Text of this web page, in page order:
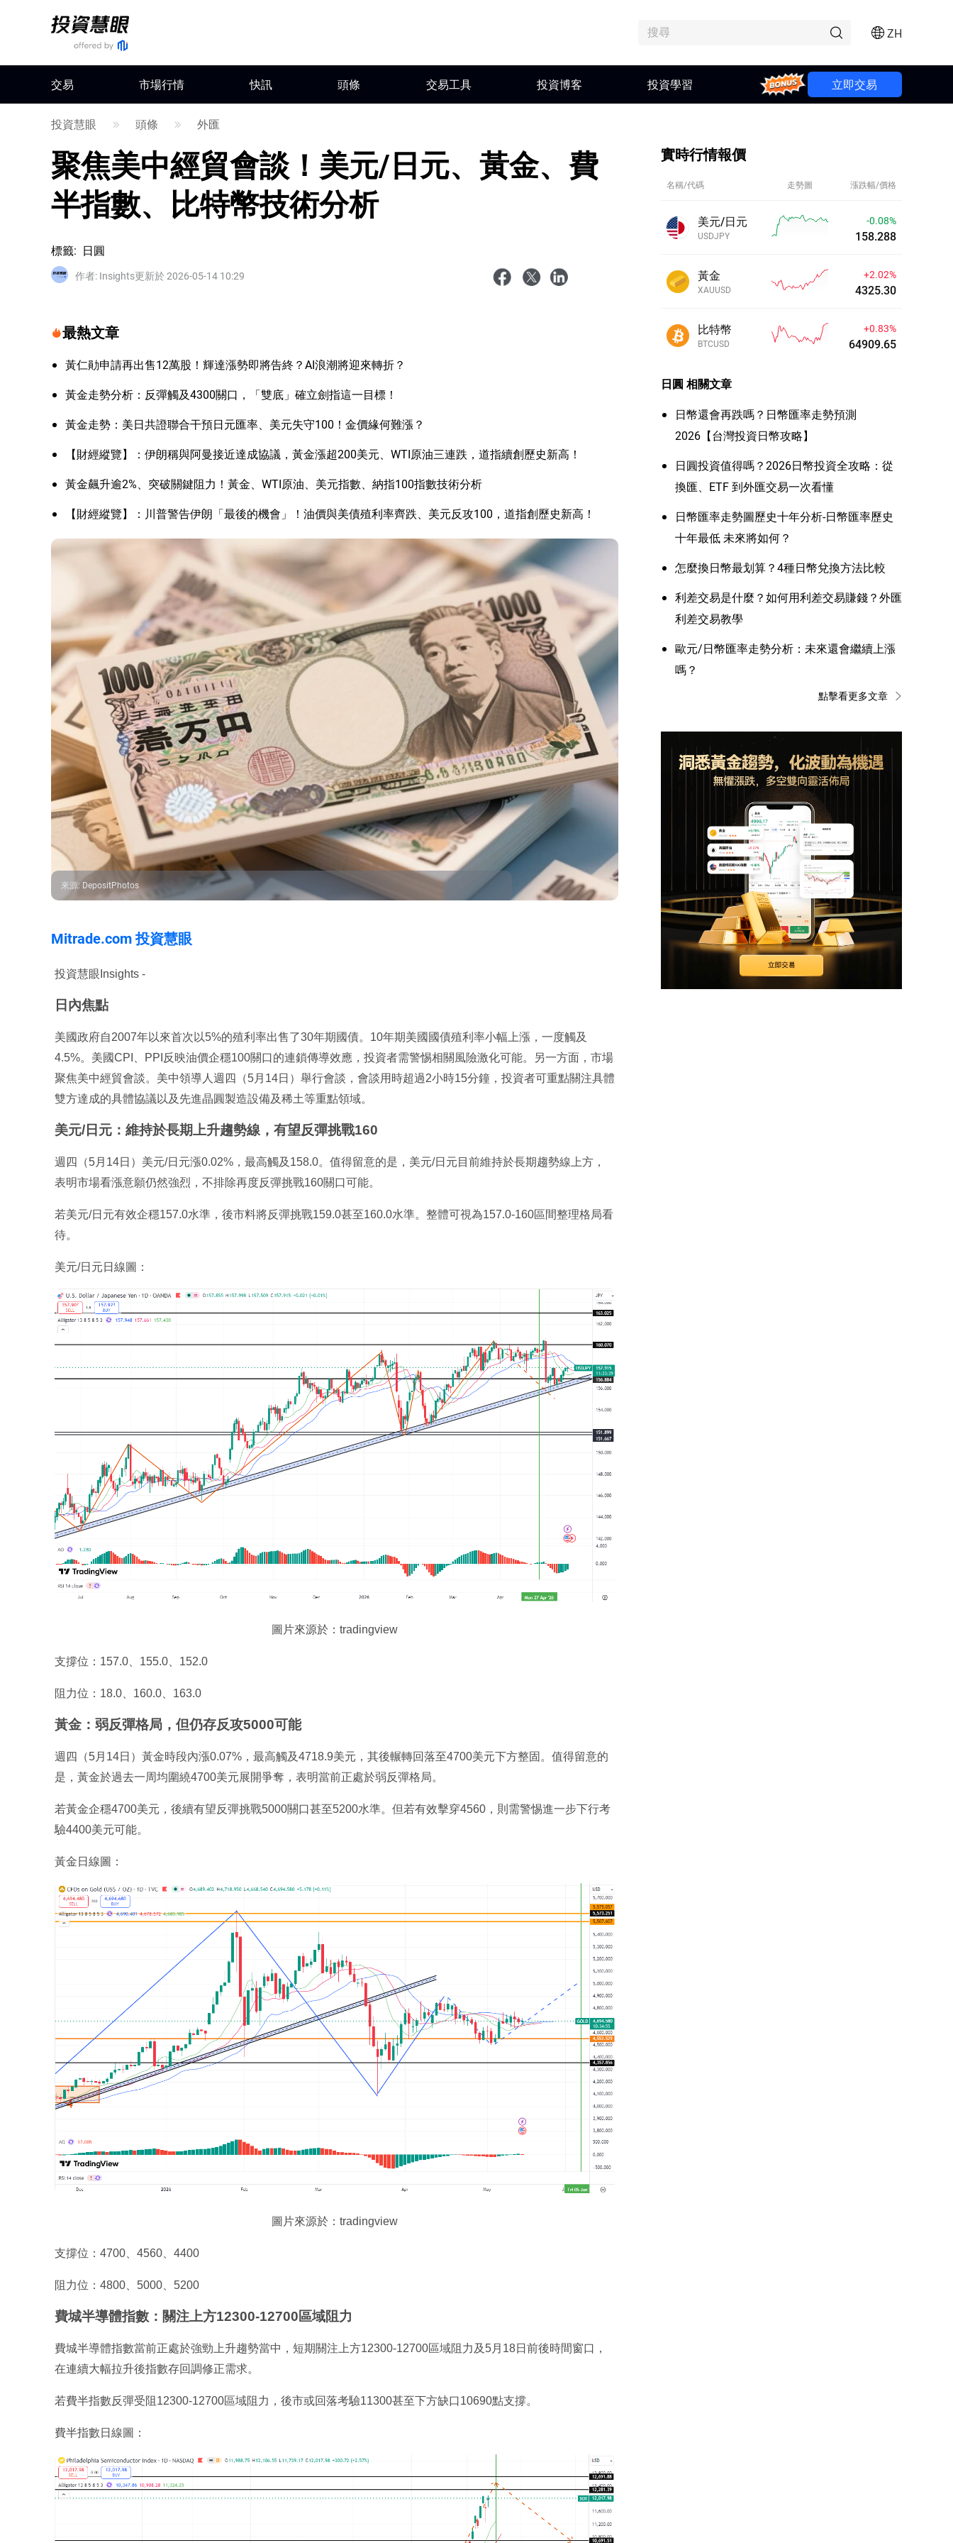
ZH
交易 市場行情 快訊 頭條 交易工具 投資博客 投資學習 Bonus 立即交易
投資慧眼 頭條 外匯
聚焦美中經貿會談！美元/日元、黃金、費
半指數、比特幣技術分析
標籤: 日圓
作者: Insights更新於 2026-05-14 10:29
最熱文章
黃仁勛申請再出售12萬股！輝達漲勢即將告終？AI浪潮將迎來轉折？
黃金走勢分析：反彈觸及4300關口，「雙底」確立劍指這一目標！
黃金走勢：美日共證聯合干預日元匯率、美元失守100！金價緣何難漲？
【財經縱覽】：伊朗稱與阿曼接近達成協議，黃金漲超200美元、WTI原油三連跌，道指續創歷史新高！
黃金飆升逾2%、突破關鍵阻力！黃金、WTI原油、美元指數、納指100指數技術分析
【財經縱覽】：川普警告伊朗「最後的機會」！油價與美債殖利率齊跌、美元反攻100，道指創歷史新高！
來源: DepositPhotos
Mitrade.com 投資慧眼
投資慧眼Insights -
日內焦點
美國政府自2007年以來首次以5%的殖利率出售了30年期國債。10年期美國國債殖利率小幅上漲，一度觸及
4.5%。美國CPI、PPI反映油價企穩100關口的連鎖傳導效應，投資者需警惕相關風險激化可能。另一方面，市場
聚焦美中經貿會談。美中領導人週四（5月14日）舉行會談，會談用時超過2小時15分鐘，投資者可重點關注具體
雙方達成的具體協議以及先進晶圓製造設備及稀土等重點領域。
美元/日元：維持於長期上升趨勢線，有望反彈挑戰160
週四（5月14日）美元/日元漲0.02%，最高觸及158.0。值得留意的是，美元/日元目前維持於長期趨勢線上方，
表明市場看漲意願仍然強烈，不排除再度反彈挑戰160關口可能。
若美元/日元有效企穩157.0水準，後市料將反彈挑戰159.0甚至160.0水準。整體可視為157.0-160區間整理格局看
待。
美元/日元日線圖：
圖片來源於：tradingview
支撐位：157.0、155.0、152.0
阻力位：18.0、160.0、163.0
黃金：弱反彈格局，但仍存反攻5000可能
週四（5月14日）黃金時段內漲0.07%，最高觸及4718.9美元，其後輾轉回落至4700美元下方整固。值得留意的
是，黃金於過去一周均圍繞4700美元展開爭奪，表明當前正處於弱反彈格局。
若黃金企穩4700美元，後續有望反彈挑戰5000關口甚至5200水準。但若有效擊穿4560，則需警惕進一步下行考
驗4400美元可能。
黃金日線圖：
圖片來源於：tradingview
支撐位：4700、4560、4400
阻力位：4800、5000、5200
費城半導體指數：關注上方12300-12700區域阻力
費城半導體指數當前正處於強勁上升趨勢當中，短期關注上方12300-12700區域阻力及5月18日前後時間窗口，
在連續大幅拉升後指數存回調修正需求。
若費半指數反彈受阻12300-12700區域阻力，後市或回落考驗11300甚至下方缺口10690點支撐。
費半指數日線圖：
實時行情報價
名稱/代碼 走勢圖 漲跌幅/價格
美元/日元
USDJPY
-0.08%
158.292
黃金
XAUUSD
+2.02%
4325.38
比特幣
BTCUSD
+0.83%
64909.69
日圓 相關文章
日幣還會再跌嗎？日幣匯率走勢預測
2026【台灣投資日幣攻略】
日圓投資值得嗎？2026日幣投資全攻略：從
換匯、ETF 到外匯交易一次看懂
日幣匯率走勢圖歷史十年分析-日幣匯率歷史
十年最低 未來將如何？
怎麼換日幣最划算？4種日幣兌換方法比較
利差交易是什麼？如何用利差交易賺錢？外匯
利差交易教學
歐元/日幣匯率走勢分析：未來還會繼續上漲
嗎？
點擊看更多文章